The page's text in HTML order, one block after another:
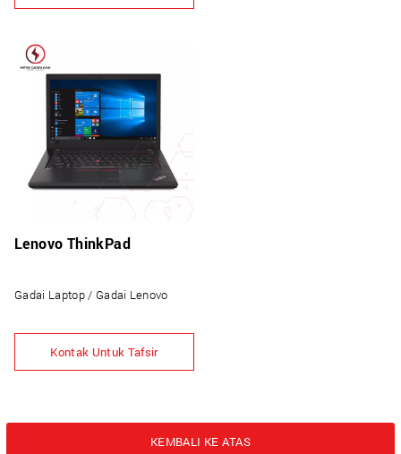
Lenovo ThinkPad
Gadai Laptop / Gadai Lenovo
Kontak Untuk Tafsir
KEMBALI KE ATAS